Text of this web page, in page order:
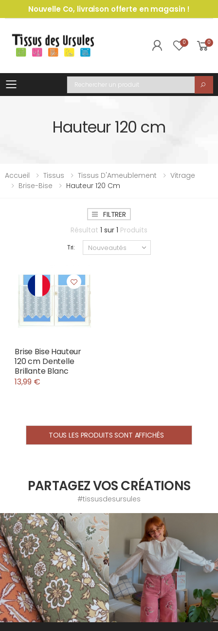
Nouvelle Co, livraison offerte en magasin !
0 0
Toggle mobile menu
Recherche
Hauteur 120 cm
Accueil Tissus Tissus D'Ameublement
Vitrage
Brise-Bise
Hauteur 120 Cm
FILTRER
Résultat 1 sur 1 Produits
Tri:
Brise Bise Hauteur
120 cm Dentelle
Brillante Blanc
13,99 €
TOUS LES PRODUITS SONT AFFICHÉS
PARTAGEZ VOS CRÉATIONS
#tissusdesursules